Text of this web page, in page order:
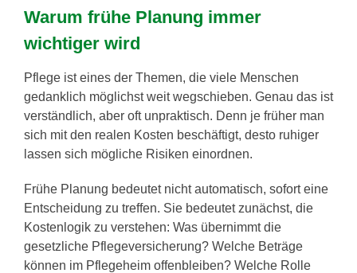
Warum frühe Planung immer
wichtiger wird
Pflege ist eines der Themen, die viele Menschen
gedanklich möglichst weit wegschieben. Genau das ist
verständlich, aber oft unpraktisch. Denn je früher man
sich mit den realen Kosten beschäftigt, desto ruhiger
lassen sich mögliche Risiken einordnen.
Frühe Planung bedeutet nicht automatisch, sofort eine
Entscheidung zu treffen. Sie bedeutet zunächst, die
Kostenlogik zu verstehen: Was übernimmt die
gesetzliche Pflegeversicherung? Welche Beträge
können im Pflegeheim offenbleiben? Welche Rolle